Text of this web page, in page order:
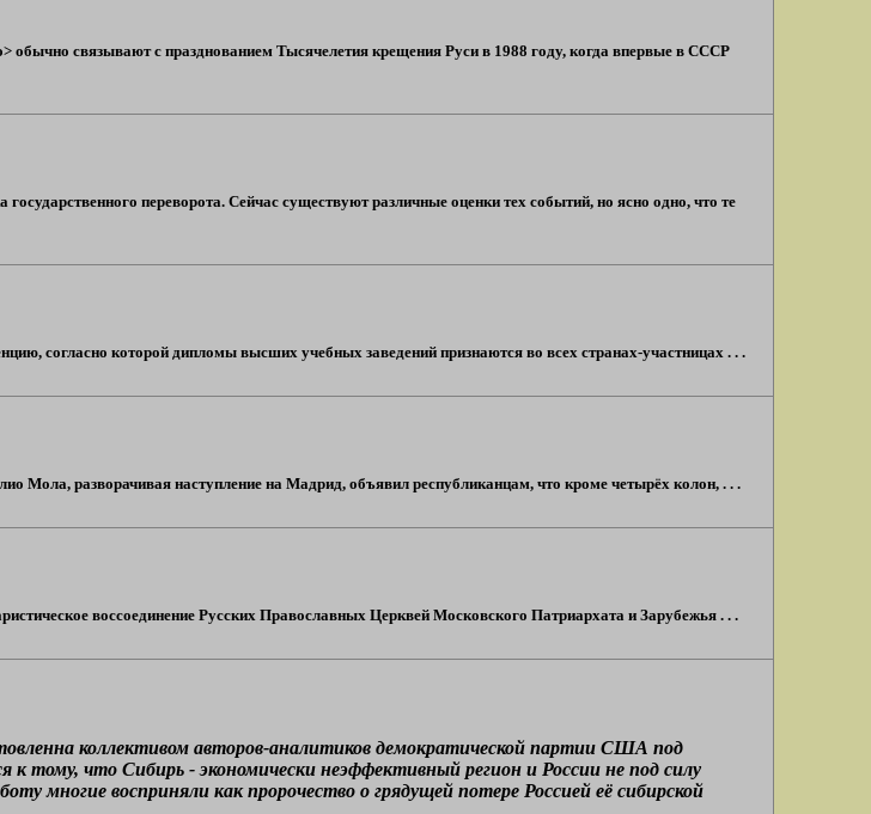
обычно связывают с празднованием Тысячелетия крещения Руси в 1988 году, когда впервые в СССР
переворота. Сейчас существуют различные оценки тех событий, но ясно одно, что те
согласно которой дипломы высших учебных заведений признаются во всех странах-участницах . . .
Мола, разворачивая наступление на Мадрид, объявил республиканцам, что кроме четырёх колон, . . .
воссоединение Русских Православных Церквей Московского Патриархата и Зарубежья . . .
коллективом авторов-аналитиков демократической партии США под
тому, что Сибирь - экономически неэффективный регион и России не под силу
многие восприняли как пророчество о грядущей потере Россией её сибирской